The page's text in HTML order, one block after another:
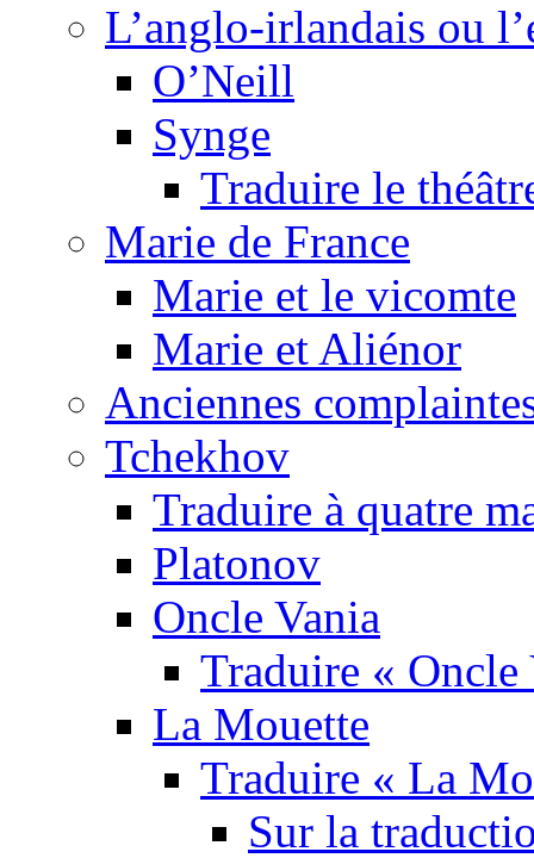
L’anglo-irlandais ou
O’Neill
Synge
Traduire le
Marie de France
Marie et le vicomte
Marie et Aliénor
Anciennes
Tchekhov
Traduire à quatre
Platonov
Oncle Vania
Traduire « Oncle
La Mouette
Traduire « La
Sur la